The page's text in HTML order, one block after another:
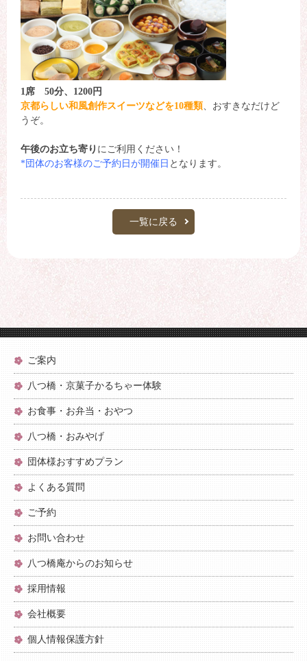
1席 50分、1200円
京都らしい和風創作スイーツなどを10種類 、おすきなだけど
うぞ。
午後のお立ち寄り にご利用ください！
*団体のお客様のご予約日が開催日 となります。
一覧に戻る
ご案内
八つ橋・京菓子かるちゃー体験
お食事・お弁当・おやつ
八つ橋・おみやげ
団体様おすすめプラン
よくある質問
ご予約
お問い合わせ
八つ橋庵からのお知らせ
採用情報
会社概要
個人情報保護方針